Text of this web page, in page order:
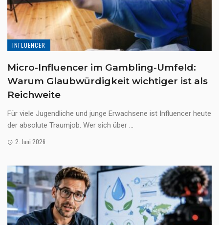
INFLUENCER
Micro-Influencer im Gambling-Umfeld:
Warum Glaubwürdigkeit wichtiger ist als
Reichweite
Für viele Jugendliche und junge Erwachsene ist Influencer heute
der absolute Traumjob. Wer sich über ...
2. Juni 2026